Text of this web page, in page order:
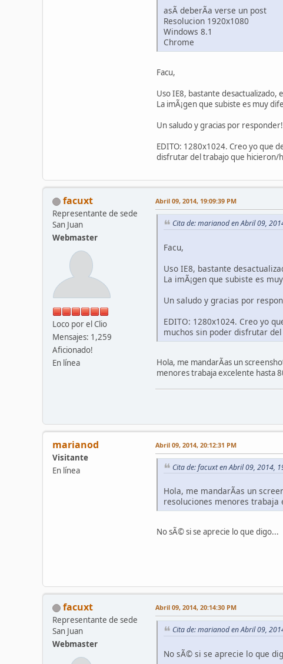
asÃ­ deberÃ­a verse un post
Resolucion 1920x1080
Windows 8.1
Chrome
Facu,
Uso IE8, bastante desactualizado,
La imÃ¡gen que subiste es muy
Un saludo y gracias por responder!
EDITO: 1280x1024. Creo yo que
disfrutar del trabajo que hicieron/
facuxt
Representante de sede
San Juan
Webmaster
Loco por el Clio
Mensajes: 1,259
Aficionado!
En línea
Abril 09, 2014, 19:09:39 PM
Cita de: marianod en Abril 09,
Facu,
Uso IE8, bastante
La imÃ¡gen que subiste es
Un saludo y gracias por
EDITO: 1280x1024. Creo yo
muchos sin poder disfrutar
Hola, me mandarÃ­as un
menores trabaja excelente hasta
marianod
Visitante
En línea
Abril 09, 2014, 20:12:31 PM
Cita de: facuxt en Abril 09, 2014,
Hola, me mandarÃ­as un
resoluciones menores trabaja
No sÃ© si se aprecie lo que digo...
facuxt
Representante de sede
San Juan
Webmaster
Abril 09, 2014, 20:14:30 PM
Cita de: marianod en Abril 09,
No sÃ© si se aprecie lo que